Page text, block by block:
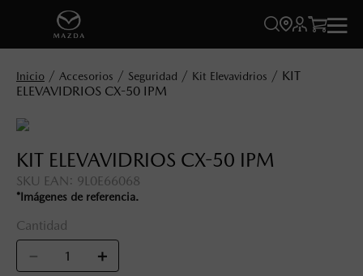
 
Accesorios Seguridad Kit Elevavidrios
KIT
ELEVAVIDRIOS CX-50 IPM
KIT ELEVAVIDRIOS CX-50 IPM
SKU EAN : 9L0E66068
*Imágenes de referencia.
Cantidad
＋
－